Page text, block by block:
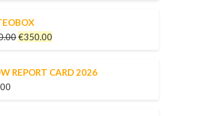
€350.00
REPORT CARD 2026